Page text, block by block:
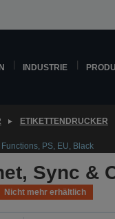
INDUSTRIE
ETIKETTENDRUCKER
PS, EU, Black
Sync &
Nicht mehr erhältlich